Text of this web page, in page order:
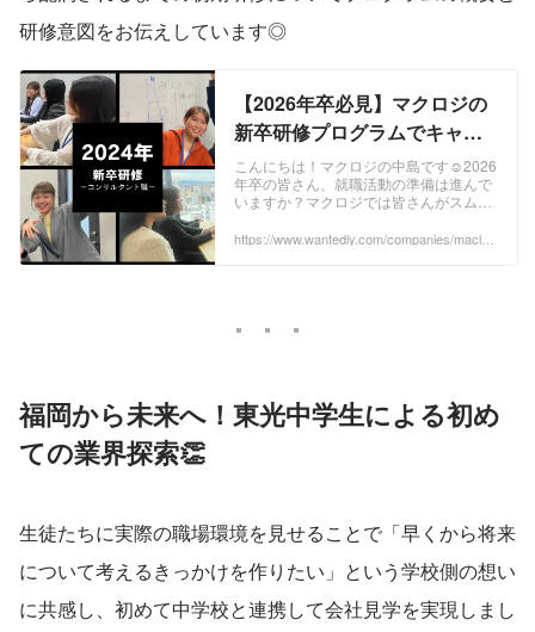
研修意図をお伝えしています◎
【2026年卒必見】マクロジの
新卒研修プログラムでキャリ
アスタートダッシュ！ | 社内研
修・勉強会
こんにちは！マクロジの中島です☺2026
年卒の皆さん、就職活動の準備は進んで
いますか？マクロジでは皆さんがスムー
実した新卒研修プログラムを用意してい
https://www.wantedly.com/companies/maclog
福岡から未来へ！東光中学生による初め
ての業界探索👏
生徒たちに実際の職場環境を見せることで「早くから将来
について考えるきっかけを作りたい」という学校側の想い
に共感し、初めて中学校と連携して会社見学を実現しまし